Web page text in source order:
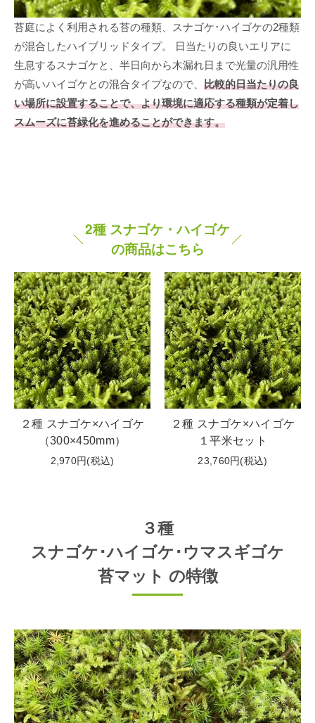
苔庭によく利用される苔の種類、スナゴケ･ハイゴケの2種類
が混合したハイブリッドタイプ。 日当たりの良いエリアに
生息するスナゴケと、半日向から木漏れ日まで光量の汎用性
が高いハイゴケとの混合タイプなので、 比較的日当たりの良
い場所に設置することで、より環境に適応する種類が定着し
スムーズに苔緑化を進めることができます。
2種 スナゴケ・ハイゴケ
の商品はこちら
２種 スナゴケ×ハイゴケ
（300×450mm）
2,970円(税込)
２種 スナゴケ×ハイゴケ
１平米セット
23,760円(税込)
３種
スナゴケ･ハイゴケ ･ウマスギゴケ
苔マット の特徴